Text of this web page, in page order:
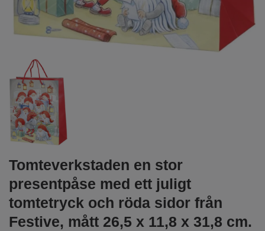
Tomteverkstaden en stor
presentpåse med ett juligt
tomtetryck och röda sidor från
Festive, mått 26,5 x 11,8 x 31,8 cm.